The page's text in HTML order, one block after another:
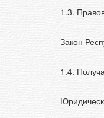
1.3.
Закон
1.4.